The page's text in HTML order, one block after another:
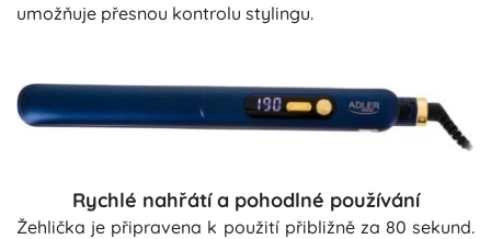
umožňuje přesnou kontrolu stylingu.
Rychlé nahřátí a pohodlné používání
Žehlička je připravena k použití přibližně za 80 sekund.